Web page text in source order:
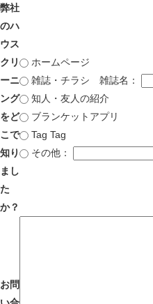
弊社
のハ
ウス
クリ
ーニ
ング
をど
こで
知り
まし
た
か？
ホームページ
雑誌・チラシ
雑誌名：
知人・友人の紹介
ブランケットアプリ
Tag Tag
その他：
お問